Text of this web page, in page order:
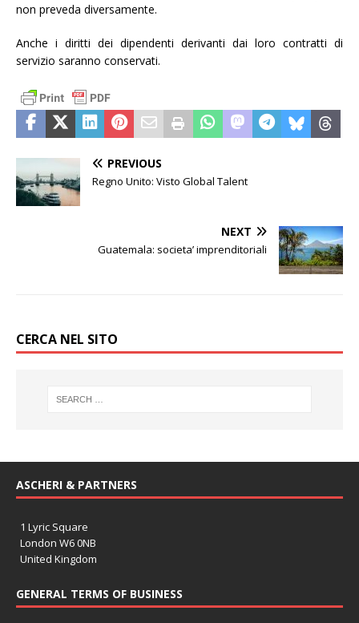
non preveda diversamente.
Anche i diritti dei dipendenti derivanti dai loro contratti di
servizio saranno conservati.
PREVIOUS
Regno Unito: Visto Global Talent
NEXT
Guatemala: societa’ imprenditoriali
CERCA NEL SITO
ASCHERI & PARTNERS
1 Lyric Square
London W6 0NB
United Kingdom
GENERAL TERMS OF BUSINESS